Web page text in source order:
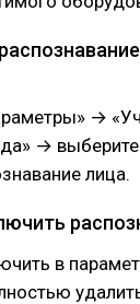
→
→
лица.
в